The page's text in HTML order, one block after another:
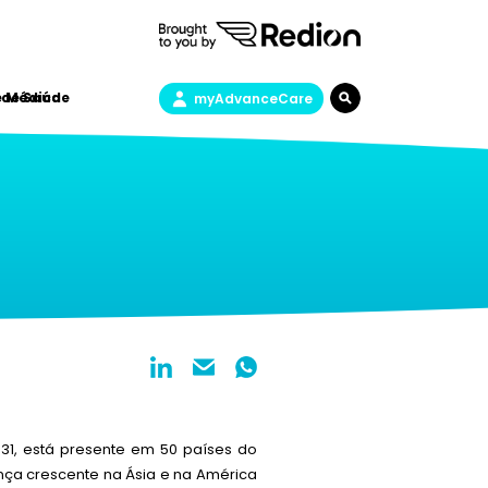
Saúde
Médica myAdvanceCare
está presente em 50 países do
crescente na Ásia e na América